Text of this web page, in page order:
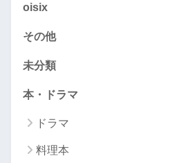
oisix
その他
未分類
本・ドラマ
ドラマ
料理本